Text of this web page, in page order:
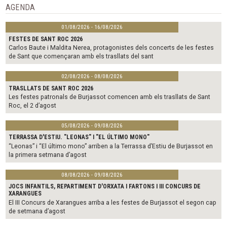
AGENDA
01/08/2026 - 16/08/2026
FESTES DE SANT ROC 2026
Carlos Baute i Maldita Nerea, protagonistes dels concerts de les festes
de Sant que començaran amb els trasllats del sant
02/08/2026 - 08/08/2026
TRASLLATS DE SANT ROC 2026
Les festes patronals de Burjassot comencen amb els trasllats de Sant
Roc, el 2 d’agost
05/08/2026 - 09/08/2026
TERRASSA D'ESTIU. "LEONAS" I "EL ÚLTIMO MONO"
“Leonas” i “El último mono” arriben a la Terrassa d’Estiu de Burjassot en
la primera setmana d’agost
08/08/2026 - 09/08/2026
JOCS INFANTILS, REPARTIMENT D'ORXATA I FARTONS I III CONCURS DE
XARANGUES
El III Concurs de Xarangues arriba a les festes de Burjassot el segon cap
de setmana d’agost